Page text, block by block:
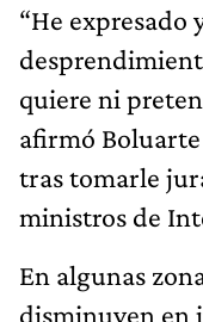
“He expresado
quiere ni
afirmó
tras tomarle
ministros de
En algunas
disminuyen en